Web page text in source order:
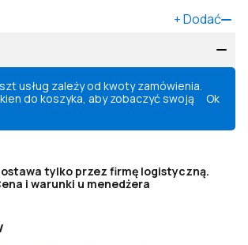
+Dodać
usług zależy od kwoty zamówienia.
do koszyka, aby zobaczyć swoją
Ok
tylko przez firmę logistyczną.
i warunki u menedżera